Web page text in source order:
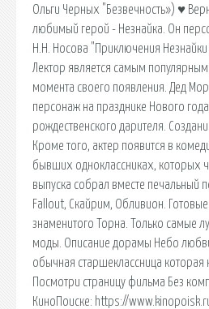
Ольги Черных "Безвечность») ♥
любимый герой - Незнайка. Он
Н.Н. Носова "Приключения Незнайки
Лектор является самым
момента своего появления. Дед
персонаж на празднике Нового
рождественского дарителя.
Кроме того, актер появится в
бывших одноклассниках, которых
выпуска собрал вместе печальный
Fallout, Скайрим, Обливион.
знаменитого Торна. Только самые
моды. Описание дорамы Небо
обычная старшеклассница которая
Посмотри страницу фильма Без
КиноПоиске: https://